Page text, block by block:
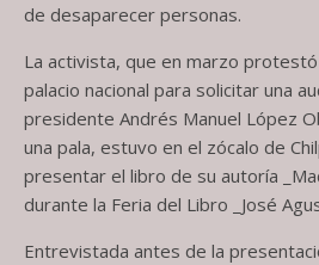
de desaparecer personas.
La activista, que en marzo
palacio nacional para solicitar una
presidente Andrés Manuel López
una pala, estuvo en el zócalo de
presentar el libro de su autoría
durante la Feria del Libro _José
Entrevistada antes de la